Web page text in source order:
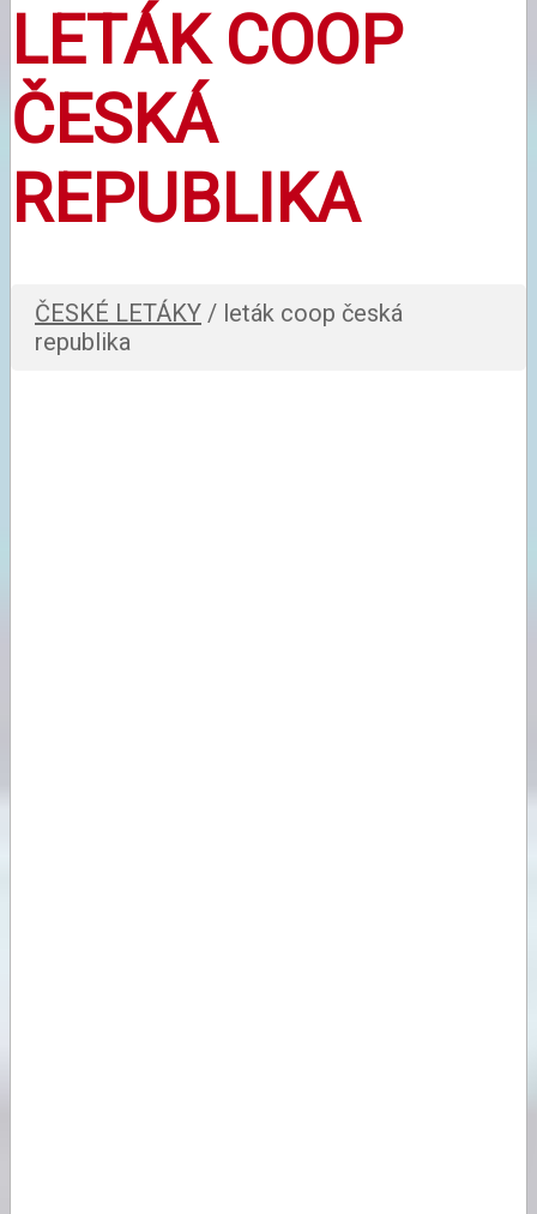
LETÁK COOP
ČESKÁ
REPUBLIKA
ČESKÉ LETÁKY / leták coop česká
republika